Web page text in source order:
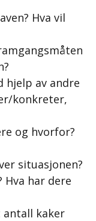
Hva vil
hjelp av andre
konkreter,
og hvorfor?
situasjonen?
har dere
antall kaker